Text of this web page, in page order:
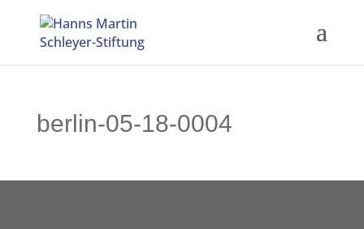
berlin-05-18-0004